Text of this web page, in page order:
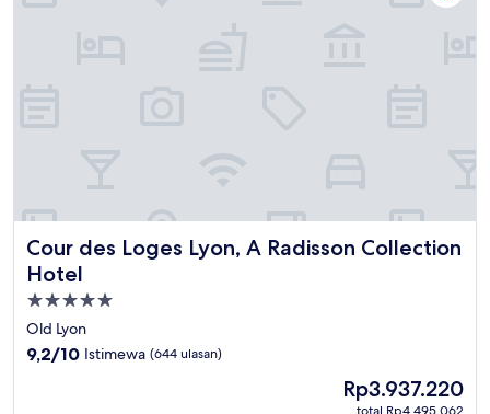
Cour des Loges Lyon, A Radisson Collection
Hotel
Cour des Loges Lyon, A Radisson Collection Hotel
Properti
bintang
5.0
Old Lyon
9.2
9,2/10 Istimewa (644 ulasan)
Harga
sekarang
Rp3.937.220
total Rp4.495.062